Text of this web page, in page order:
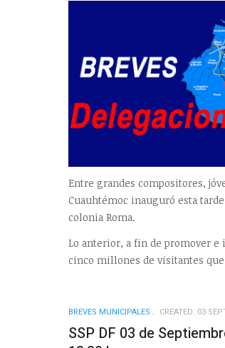
Entre grandes compositores,
Cuauhtémoc inauguró esta
colonia Roma.
Lo anterior, a fin de promover
cinco millones de visitantes
BREVES MUNICIPALES CREATED: 03
SSP DF 03 de